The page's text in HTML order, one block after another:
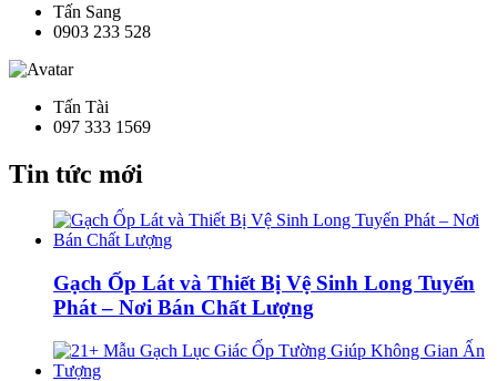
Tấn Sang
0903 233 528
Tấn Tài
097 333 1569
Tin tức mới
Gạch Ốp Lát và Thiết Bị Vệ Sinh Long Tuyến
Phát – Nơi Bán Chất Lượng